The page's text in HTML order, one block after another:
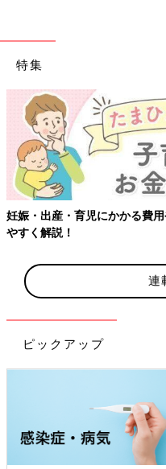
特集
妊娠・出産・育児にかかる費
やすく解説！
連
ピックアップ